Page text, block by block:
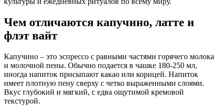
Чем отличаются капучино, латте и
флэт вайт
Капучино – это эспрессо с равными частями горячего молока
и молочной пены. Обычно подается в чашке 180-250 мл,
иногда напиток присыпают какао или корицей. Напиток
имеет плотную пену сверху с четко выраженными слоями.
Вкус глубокий и мягкий, с едва ощутимой кремовой
текстурой.